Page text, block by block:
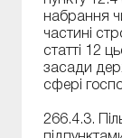
набрання
частині
статті 12
засади
сфері
266.4.3.